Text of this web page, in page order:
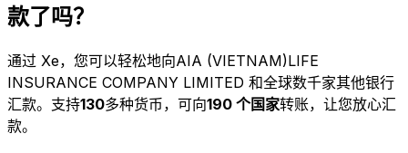
款了吗？
通过 Xe，您可以轻松地向AIA (VIETNAM)LIFE
INSURANCE COMPANY LIMITED 和全球数千家其他银行
汇款。支持130多种货币，可向190 个国家转账，让您放心汇
款。